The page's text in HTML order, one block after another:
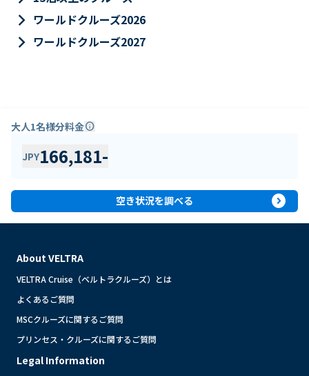
keyboard_arrow_right ワールドクルーズ2026
keyboard_arrow_right ワールドクルーズ2027
大人1名様分料金info
JPY166,181-
空き状況を調べる expand_circle_right
About VELTRA
VELTRA Cruise（ベルトラクルーズ）とは
よくあるご質問
MSCクルーズに関するご質問
プリンセス・クルーズに関するご質問
Legal Information